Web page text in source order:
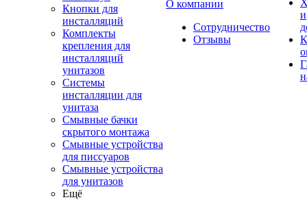
Кнопки для
инсталляций
Комплекты
крепления для
инсталляций
унитазов
Системы
инсталляции для
унитаза
Смывные бачки
скрытого монтажа
Смывные устройства
для писсуаров
Смывные устройства
для унитазов
Ещё
О компании
Сотрудничество
Отзывы
и